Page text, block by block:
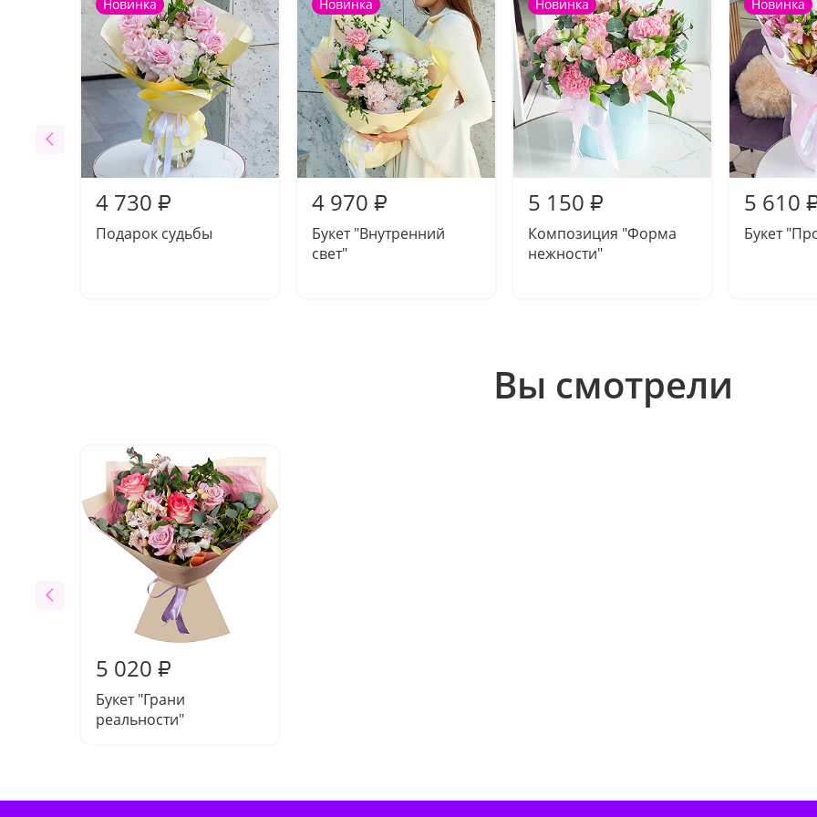
Новинка
4 730 ₽
Подарок судьбы
Новинка
4 970 ₽
Букет "Внутренний
свет"
Новинка
5 150 ₽
Композиция "Форма
нежности"
Новинка
5 610
Букет
Вы смотрели
5 020 ₽
Букет "Грани
реальности"